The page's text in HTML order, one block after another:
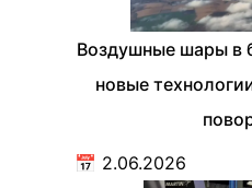
Воздушные шары в
новые
📅 2.06.2026